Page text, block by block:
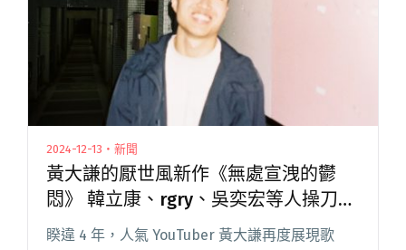
rgry製作"
2024-12-13・新聞
黃大謙的厭世風新作《無處宣洩的鬱
悶》 韓立康、rgry、吳奕宏等人操刀製
作
睽違 4 年，人氣 YouTuber 黃大謙再度展現歌